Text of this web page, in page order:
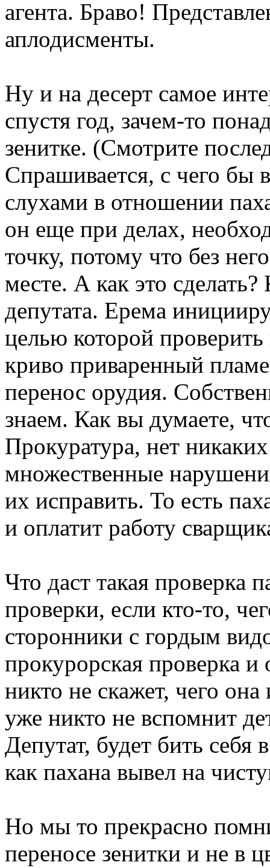
агента. Браво!
аплодисменты.
Ну и на десерт самое
спустя год, зачем-то
зенитке. (Смотрите
Спрашивается, с чего бы
слухами в отношении
он еще при делах,
точку, потому что без
месте. А как это
депутата. Ерема
целью которой проверить
криво приваренный
перенос орудия.
знаем. Как вы думаете,
Прокуратура, нет
множественные
их исправить. То есть
и оплатит работу
Что даст такая проверка
проверки, если кто-то,
сторонники с гордым
прокурорская проверка
никто не скажет, чего
уже никто не вспомнит
Депутат, будет бить себя
как пахана вывел на
Но мы то прекрасно
переносе зенитки и не в